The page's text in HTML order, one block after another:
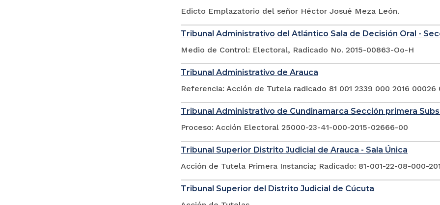
Edicto Emplazatorio del señor Héctor Josué Meza León.
Tribunal Administrativo del Atlántico Sala de Decisión Oral -
Medio de Control: Electoral, Radicado No. 2015-00863-Oo-H
Tribunal Administrativo de Arauca
Referencia: Acción de Tutela radicado 81 001 2339 000 2016 00026
Tribunal Administrativo de Cundinamarca Sección primera
Proceso: Acción Electoral 25000-23-41-000-2015-02666-00
Tribunal Superior Distrito Judicial de Arauca - Sala Única
Acción de Tutela Primera Instancia; Radicado: 81-001-22-08-000-
Tribunal Superior del Distrito Judicial de Cúcuta